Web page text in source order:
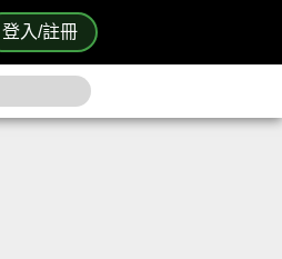
登入/註冊